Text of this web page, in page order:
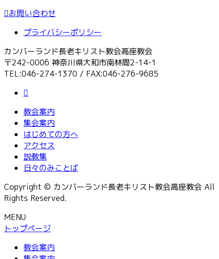
お問い合わせ
プライバシーポリシー
カンバーランド長老キリスト教会高座教会
〒242-0006 神奈川県大和市南林間2-14-1
TEL:046-274-1370 / FAX:046-276-9685
教会案内
集会案内
はじめての方へ
アクセス
説教集
日々のみことば
Copyright © カンバーランド長老キリスト教会高座教会 All
Rights Reserved.
MENU
トップページ
教会案内